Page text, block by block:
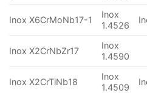
Inox X6CrMoNb17-1
Inox
1.4526
Inox X2CrNbZr17
Inox
1.4590
Inox X2CrTiNb18
Inox
1.4509